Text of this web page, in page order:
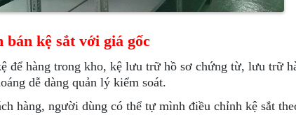
kệ sắt với giá gốc
để hàng trong kho, kệ lưu trữ hồ sơ chứng từ, lưu trữ
dễ dàng quản lý kiểm soát.
hàng, người dùng có thể tự mình điều chỉnh kệ sắt